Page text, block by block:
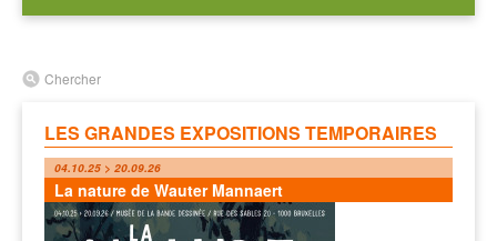
Chercher
LES GRANDES EXPOSITIONS TEMPORAIRES
04.10.25 > 20.09.26
La nature de Wauter Mannaert